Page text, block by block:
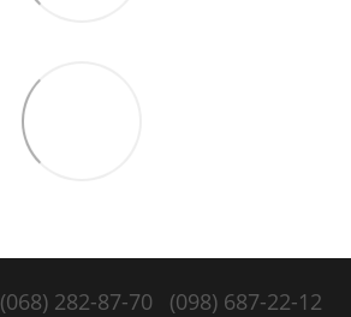
(068) 282-87-70 (098) 687-22-12